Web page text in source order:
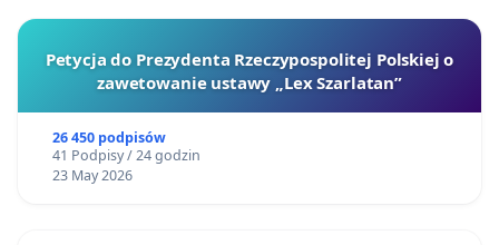
Petycja do Prezydenta Rzeczypospolitej Polskiej o
zawetowanie ustawy „Lex Szarlatan”
26 450 podpisów
41 Podpisy / 24 godzin
23 May 2026